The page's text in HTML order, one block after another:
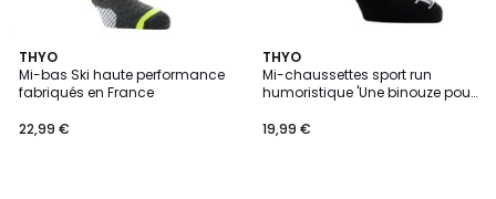
THYO
Mi-bas Ski haute performance
fabriqués en France
22,99 €
2
Couleurs
THYO
Mi-chaussettes sport run
humoristique 'Une binouze pour
19,99 €